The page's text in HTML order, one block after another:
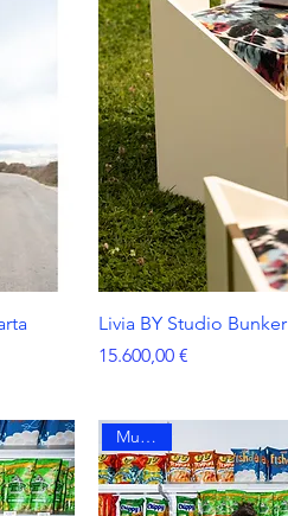
Livia BY Studio Bunker
Prezzo
15.600,00 €
Must Try